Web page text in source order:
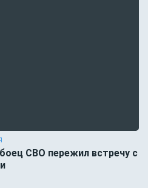
СВО пережил встречу с